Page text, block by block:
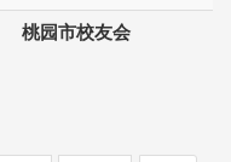
桃园市校友会